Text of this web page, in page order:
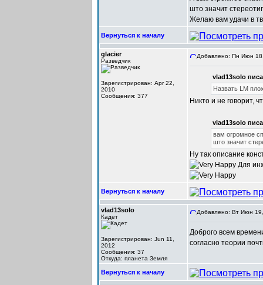
што значит
Желаю вам удачи в
Вернуться к началу
glacier
Разведчик
Зарегистрирован: Apr 22,
2010
Сообщения: 377
Добавлено: Пн Июн
vlad13solo
Назвать LM
Никто и не говорит,
vlad13solo
вам огромное
што значит
Ну так описание
Для
Вернуться к началу
vlad13solo
Кадет
Зарегистрирован: Jun 11,
2012
Сообщения: 37
Откуда: планета Земля
Добавлено: Вт Июн
Доброго всем
согласно теории
Вернуться к началу